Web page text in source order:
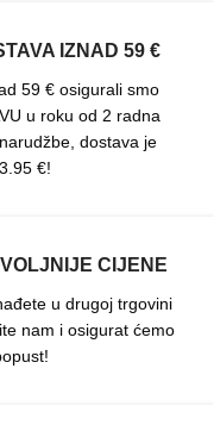
IZNAD 59 €
59 € osigurali smo
u roku od 2 radna
dostava je
€!
CIJENE
u drugoj trgovini
nam i osigurat ćemo